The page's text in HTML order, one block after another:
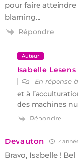
pour faire
blaming…
Répondre
Auteur
Isabelle Lesens
En réponse à
et à
des machines
Répondre
Devauton 2
Bravo, Isabelle !